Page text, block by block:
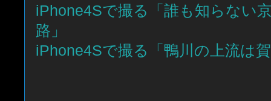
iPhone4Sで撮る「誰も知らない
路」
iPhone4Sで撮る「鴨川の上流は